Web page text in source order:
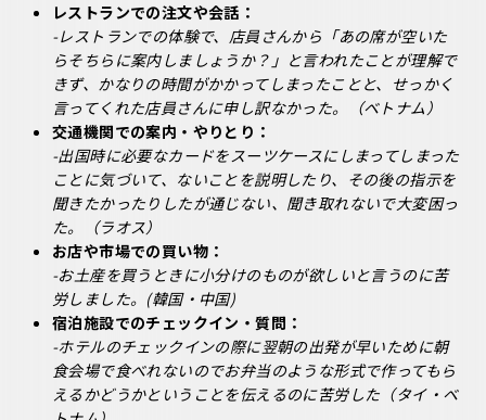
レストランでの注文や会話：
-レストランでの体験で、店員さんから「あの席が空いた
らそちらに案内しましょうか？」と言われたことが理解で
きず、かなりの時間がかかってしまったことと、せっかく
言ってくれた店員さんに申し訳なかった。（ベトナム）
交通機関での案内・やりとり：
-出国時に必要なカードをスーツケースにしまってしまった
ことに気づいて、ないことを説明したり、その後の指示を
聞きたかったりしたが通じない、聞き取れないで大変困っ
た。（ラオス）
お店や市場での買い物：
-お土産を買うときに小分けのものが欲しいと言うのに苦
労しました。(韓国・中国)
宿泊施設でのチェックイン・質問：
-ホテルのチェックインの際に翌朝の出発が早いために朝
食会場で食べれないのでお弁当のような形式で作ってもら
えるかどうかということを伝えるのに苦労した（タイ・ベ